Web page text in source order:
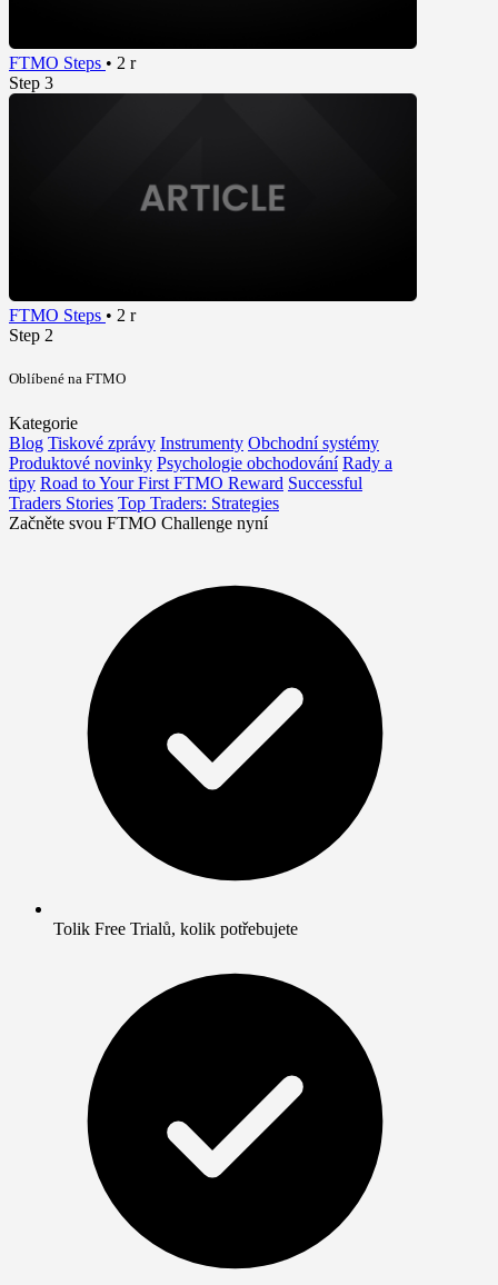
FTMO Steps • 2 r
Step 3
FTMO Steps • 2 r
Step 2
Oblíbené na FTMO
Kategorie
Blog Tiskové zprávy Instrumenty Obchodní systémy
Produktové novinky Psychologie obchodování Rady a
tipy Road to Your First FTMO Reward Successful
Traders Stories Top Traders: Strategies
Začněte svou FTMO Challenge nyní
Tolik Free Trialů, kolik potřebujete